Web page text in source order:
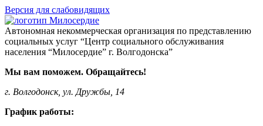
Версия для слабовидящих
Автономная некоммерческая организация по представлению
социальных услуг “Центр социального обслуживания
населения “Милосердие” г. Волгодонска”
Мы вам поможем. Обращайтесь!
г. Волгодонск, ул. Дружбы, 14
График работы: